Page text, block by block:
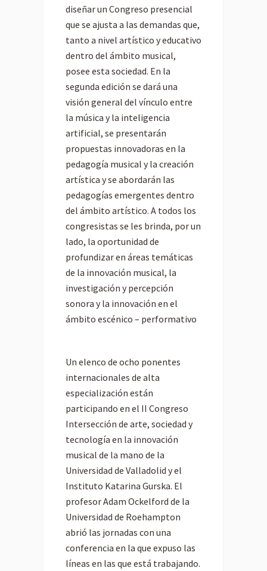
diseñar un Congreso presencial
que se ajusta a las demandas que,
tanto a nivel artístico y educativo
dentro del ámbito musical,
posee esta sociedad. En la
segunda edición se dará una
visión general del vínculo entre
la música y la inteligencia
artificial, se presentarán
propuestas innovadoras en la
pedagogía musical y la creación
artística y se abordarán las
pedagogías emergentes dentro
del ámbito artístico. A todos los
congresistas se les brinda, por un
lado, la oportunidad de
profundizar en áreas temáticas
de la innovación musical, la
investigación y percepción
sonora y la innovación en el
ámbito escénico – performativo
Un elenco de ocho ponentes
internacionales de alta
especialización están
participando en el II Congreso
Intersección de arte, sociedad y
tecnología en la innovación
musical de la mano de la
Universidad de Valladolid y el
Instituto Katarina Gurska. El
profesor Adam Ockelford de la
Universidad de Roehampton
abrió las jornadas con una
conferencia en la que expuso las
líneas en las que está trabajando.